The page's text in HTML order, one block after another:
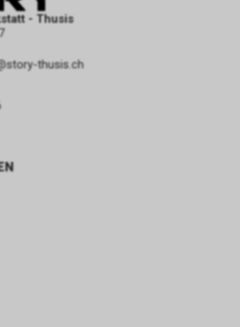
- Thusis
story-thusis.ch